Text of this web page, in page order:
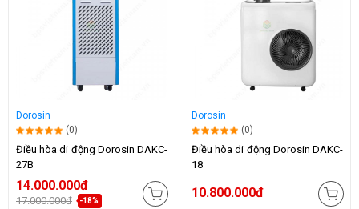
Dorosin
(0)
Điều hòa di động Dorosin DAKC-
27B
14.000.000đ
17.000.000đ -18%
Dorosin
(0)
Điều hòa di động Dorosin DAKC-
18
10.800.000đ